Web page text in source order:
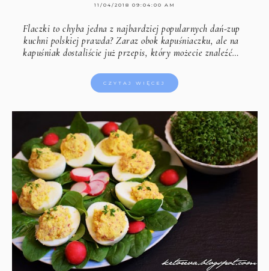
11/04/2018 09:04:00 AM
Flaczki to chyba jedna z najbardziej popularnych dań-zup
kuchni polskiej prawda? Zaraz obok kapuśniaczku, ale na
kapuśniak dostaliście już przepis, który możecie znaleźć…
CZYTAJ WIĘCEJ